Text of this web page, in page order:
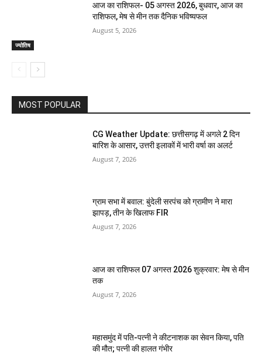
ज्योतिष
आज का राशिफल- 05 अगस्त 2026, बुधवार, आज का
राशिफल, मेष से मीन तक दैनिक भविष्यफल
August 5, 2026
MOST POPULAR
CG Weather Update: छत्तीसगढ़ में अगले 2 दिन
बारिश के आसार, उत्तरी इलाकों में भारी वर्षा का अलर्ट
August 7, 2026
ग्राम सभा में बवाल: बुंदेली सरपंच को ग्रामीण ने मारा
झापड़, तीन के खिलाफ FIR
August 7, 2026
आज का राशिफल 07 अगस्त 2026 शुक्रवार: मेष से मीन
तक
August 7, 2026
महासमुंद में पति-पत्नी ने कीटनाशक का सेवन किया, पति
की मौत; पत्नी की हालत गंभीर